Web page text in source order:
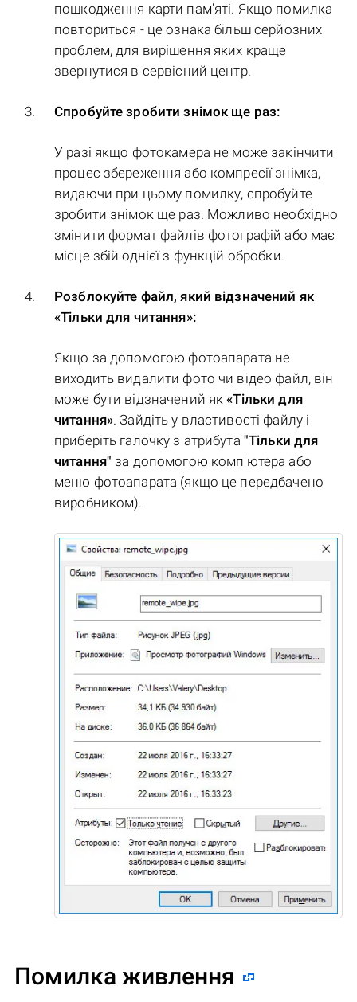
пошкодження карти пам'яті. Якщо помилка
повториться - це ознака більш серйозних
проблем, для вирішення яких краще
звернутися в сервісний центр.
Спробуйте зробити знімок ще раз:
У разі якщо фотокамера не може закінчити
процес збереження або компресії знімка,
видаючи при цьому помилку, спробуйте
зробити знімок ще раз. Можливо необхідно
змінити формат файлів фотографій або має
місце збій однієї з функцій обробки.
Розблокуйте файл, який відзначений як
«Тільки для читання»:
Якщо за допомогою фотоапарата не
виходить видалити фото чи відео файл, він
може бути відзначений як«Тільки для
читання». Зайдіть у властивості файлу і
приберіть галочку з атрибута "Тільки для
читання" за допомогою комп'ютера або
меню фотоапарата (якщо це передбачено
виробником).
Помилка живлення